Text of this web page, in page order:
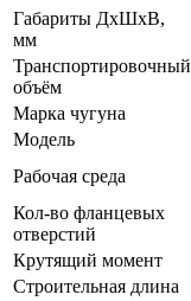
Габариты ДхШхВ,
мм
Транспортировочный
объём
Марка чугуна
Модель
Рабочая среда
Кол-во фланцевых
отверстий
Крутящий момент
Строительная длина